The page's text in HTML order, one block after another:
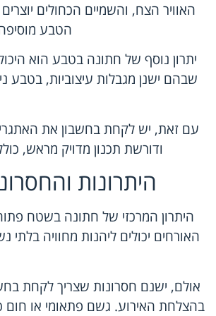
האוויר הצח, והשמיים הכחולים
הטבע
יתרון נוסף של חתונה בטבע הוא
שבהם ישנן מגבלות עיצוביות, בטבע
עם זאת, יש לקחת בחשבון את
ודורשת תכנון מדויק מראש,
היתרונות
היתרון המרכזי של חתונה בשטח
האורחים יכולים ליהנות מחוויה
אולם, ישנם חסרונות שצריך לקחת
בהצלחת האירוע. גשם פתאומי או